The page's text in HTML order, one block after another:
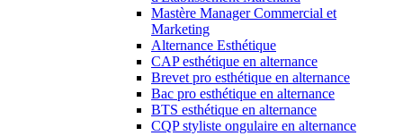
Mastère Manager Commercial et
Marketing
Alternance Esthétique
CAP esthétique en alternance
Brevet pro esthétique en alternance
Bac pro esthétique en alternance
BTS esthétique en alternance
CQP styliste ongulaire en alternance